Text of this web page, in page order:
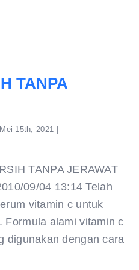
TANPA
15th, 2021
TANPA JERAWAT
09/04 13:14 Telah
vitamin c untuk
Formula alami vitamin c
digunakan dengan cara